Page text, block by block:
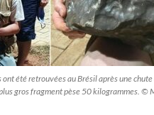
été retrouvées au Brésil après une
gros fragment pèse 50 kilogrammes. ©